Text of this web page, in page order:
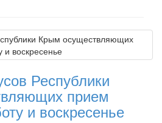
Республики
прием
и воскресенье